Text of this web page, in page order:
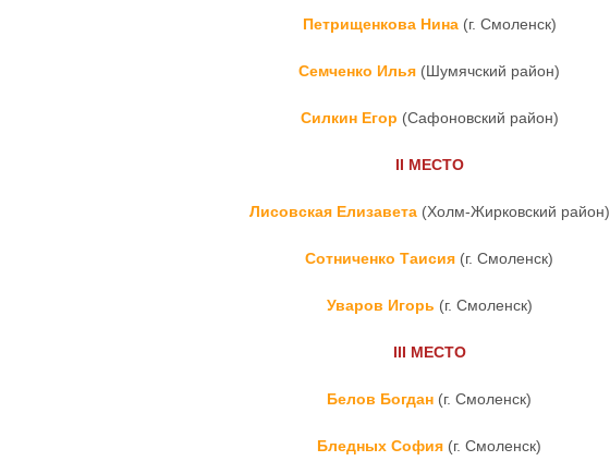
Петрищенкова Нина(г. Смоленск)
Семченко Илья (Шумячский район)
Силкин Егор (Сафоновский район)
II МЕСТО
Лисовская Елизавета(Холм-Жирковский район)
Сотниченко Таисия (г. Смоленск)
Уваров Игорь (г. Смоленск)
III МЕСТО
Белов Богдан (г. Смоленск)
Бледных София (г. Смоленск)